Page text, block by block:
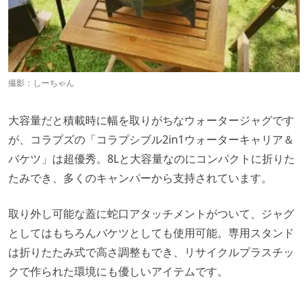
撮影：しーちゃん
大容量だと積載時に幅を取りがちなウォータージャグです
が、コラプズの「コラプシブル2in1ウォーターキャリア＆
バケツ」は超優秀。8Lと大容量なのにコンパクトに折りた
たみでき、多くのキャンパーから支持されています。
取り外し可能な蓋に蛇口アタッチメントがついて、ジャグ
としてはもちろんバケツとしても使用可能。専用スタンド
は折りたたみ式で高さ調整もでき、リサイクルプラスチッ
クで作られた環境にも優しいアイテムです。